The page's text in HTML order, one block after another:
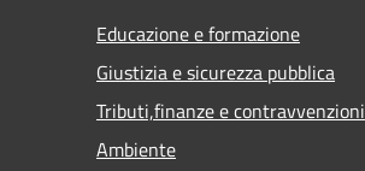
Educazione e formazione
Giustizia e sicurezza pubblica
Tributi,finanze e contravvenzioni
Ambiente